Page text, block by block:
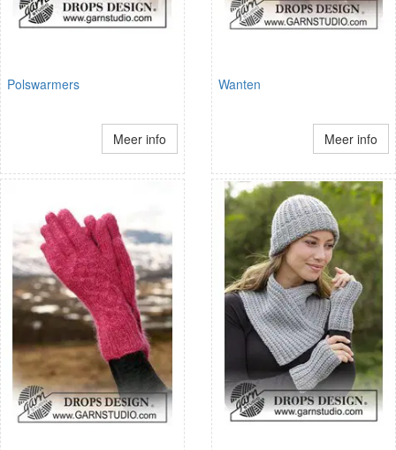
Polswarmers
Meer info
Wanten
Meer info